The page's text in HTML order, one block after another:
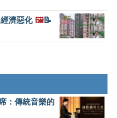
濟惡化 🖼️📝
：傳統音樂的